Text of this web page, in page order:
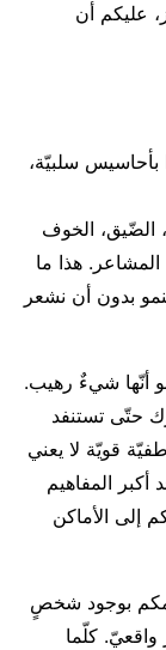
عليكم أن
بأحاسيس سلبيّة،
الضّيق، الخوف
هذا ما
بدون أن نشعر
أنّها شيءٌ رهيب.
حتّى تستنفد
قويّة لا يعني
المفاهيم
إلى الأماكن
بوجود شخصٍ
كلّما